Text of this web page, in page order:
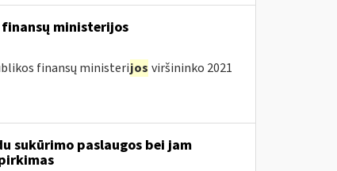
ministerijos
finansų ministerijos viršininko 2021
sukūrimo paslaugos bei jam